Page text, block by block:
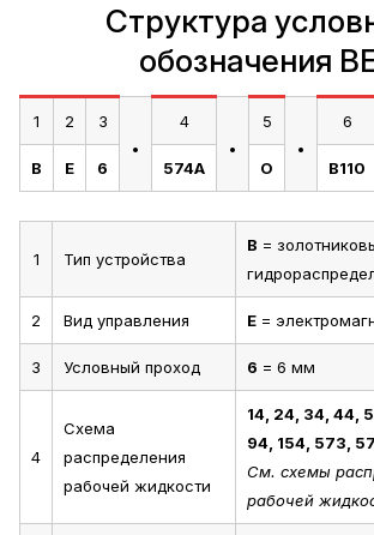
Структура
обозначения
1 2 3 . 4 . 5 . 6
В Е 6 574А О В110
1 Тип устройства
В =
2 Вид управления Е =
3 Условный проход 6 = 6 мм
4
Схема
распределения
рабочей жидкости
14, 24, 34, 44,
94, 154, 573,
См. схемы
рабочей